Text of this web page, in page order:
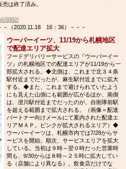
は終了済み。
c0002/
－（2020.11.18 16：36）－－－
ウーバーイーツ、11/19から札幌地区
で配達エリア拡大
フードデリバリーサービスの『ウーバーイー
ツ』の札幌地区での配達エリアが11/19から一
部拡大される。◆北側は、これまで北３４条
駅付近までだったが、麻生駅付近までに拡大
する。◆また、これまで避けられていたよう
にも見えた山側にも範囲が広がるほか、南側
は、澄川駅付近までだったのが、自衛隊前駅
を超える範囲まで拡大される。（画像＝配達
パートナー向けメールにて案内された配達エ
リアＭＡＰ。ピンクが拡大されるエリア）◆
ウーバーイーツは、札幌市内では7/28からサ
ービスを開始。順次、サービスエリアを拡大
している。当初は９時～翌０時だった営業時
間も、9/30からは８時～２５時に拡大してい
る（店舗により異なる）。飲食店だけでな